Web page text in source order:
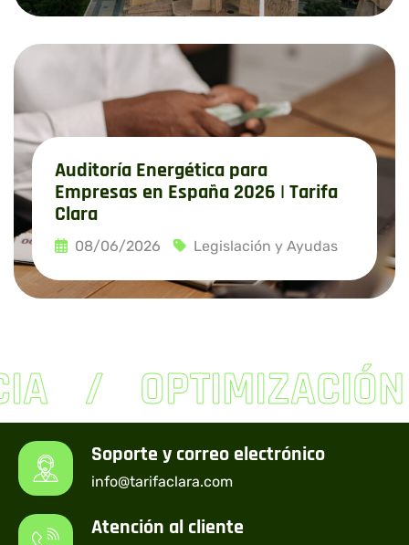
Leer más
Auditoría Energética para
Empresas en España 2026 | Tarifa
Clara
08/06/2026 Legislación y Ayudas
Leer más
OPTIMIZACIÓN
Soporte y correo electrónico
info@tarifaclara.com
Atención al cliente